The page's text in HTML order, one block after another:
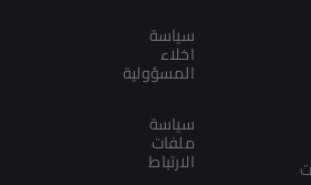
سياسة
اخلاء
المسؤولية
سياسة
ملفات
الارتباط